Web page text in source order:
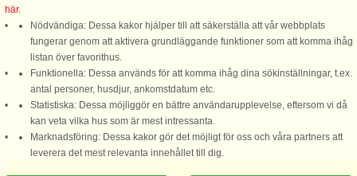
DanCenter A/S - Kronprinsensgade 3, 2. - 1114 København K - Danmark
Tel.: +45 70 13 00 00 - Fax.: +45 70 13 70 70 - Bank: Danske Bank/Stockholm
Bank-giro nr. 5209-6575 - CVR: 67324013
här.
Nödvändiga: Dessa kakor hjälper till att säkerställa att vår webbplats
fungerar genom att aktivera grundläggande funktioner som att komma ihåg
listan över favorithus.
Funktionella: Dessa används för att komma ihåg dina sökinställningar, t.ex.
antal personer, husdjur, ankomstdatum etc.
Statistiska: Dessa möjliggör en bättre användarupplevelse, eftersom vi då
kan veta vilka hus som är mest intressanta.
Marknadsföring: Dessa kakor gör det möjligt för oss och våra partners att
leverera det mest relevanta innehållet till dig.